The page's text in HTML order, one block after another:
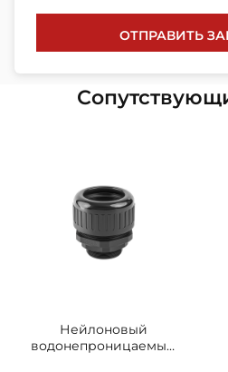
ОТПРАВИТЬ
Нейлоновый
водонепроницаемый